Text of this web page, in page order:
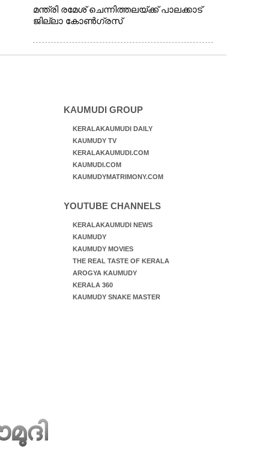
മന്ത്രി രമേശ് ചെന്നിത്തലയ്ക്ക് പാലക്കാട്
ജില്ലാ കോൺഗ്രസ്
KAUMUDI GROUP
KERALAKAUMUDI DAILY
KAUMUDY TV
KERALAKAUMUDI.COM
KAUMUDI.COM
KAUMUDYMATRIMONY.COM
YOUTUBE CHANNELS
KERALAKAUMUDI NEWS
KAUMUDY
KAUMUDY MOVIES
THE REAL TASTE OF KERALA
AROGYA KAUMUDY
KERALA 360
KAUMUDY SNAKE MASTER